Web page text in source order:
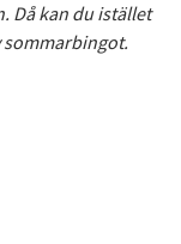
Då kan du istället
sommarbingot.